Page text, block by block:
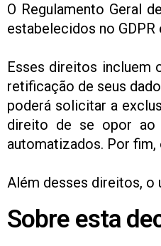
O Regulamento Geral
estabelecidos no GDPR
Esses direitos incluem
retificação de seus
poderá solicitar a
direito de se opor ao
automatizados. Por
Além desses direitos, o
Sobre esta